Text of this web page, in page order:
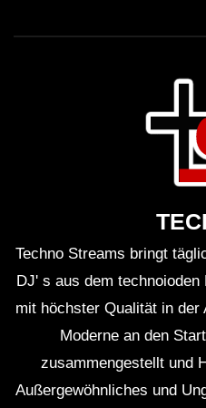
Techno Streams bringt
DJ' s aus dem
mit höchster Qualität in der
Moderne an den
zusammengestellt und
Außergewöhnliches und